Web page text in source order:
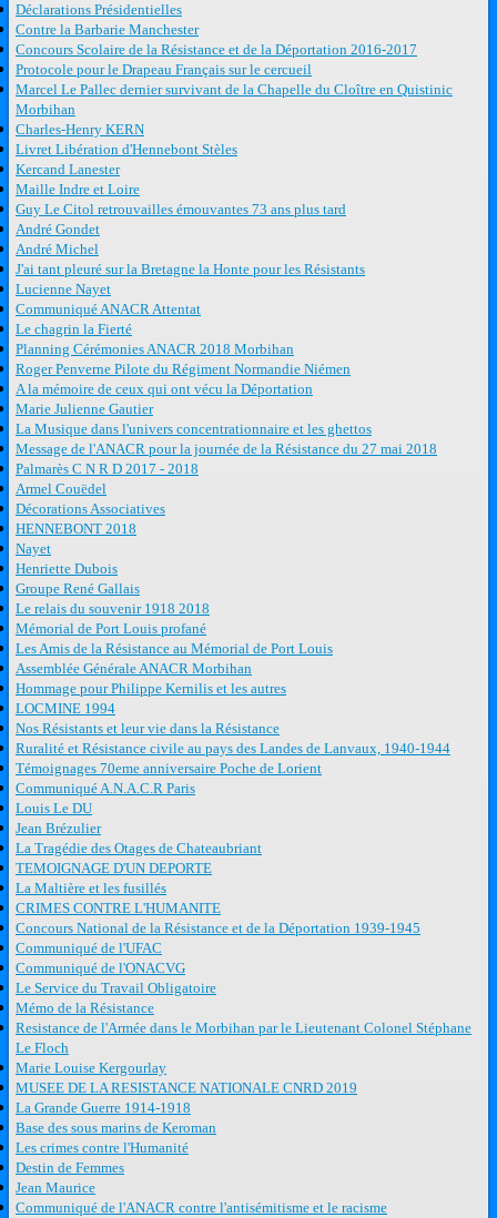
Déclarations Présidentielles
Contre la Barbarie Manchester
Concours Scolaire de la Résistance et de la Déportation 2016-2017
Protocole pour le Drapeau Français sur le cercueil
Marcel Le Pallec dernier survivant de la Chapelle du Cloître en Quistinic
Morbihan
Charles-Henry KERN
Livret Libération d'Hennebont Stèles
Kercand Lanester
Maille Indre et Loire
Guy Le Citol retrouvailles émouvantes 73 ans plus tard
André Gondet
André Michel
J'ai tant pleuré sur la Bretagne la Honte pour les Résistants
Lucienne Nayet
Communiqué ANACR Attentat
Le chagrin la Fierté
Planning Cérémonies ANACR 2018 Morbihan
Roger Penverne Pilote du Régiment Normandie Niémen
A la mémoire de ceux qui ont vécu la Déportation
Marie Julienne Gautier
La Musique dans l'univers concentrationnaire et les ghettos
Message de l'ANACR pour la journée de la Résistance du 27 mai 2018
Palmarès C N R D 2017 - 2018
Armel Couëdel
Décorations Associatives
HENNEBONT 2018
Nayet
Henriette Dubois
Groupe René Gallais
Le relais du souvenir 1918 2018
Mémorial de Port Louis profané
Les Amis de la Résistance au Mémorial de Port Louis
Assemblée Générale ANACR Morbihan
Hommage pour Philippe Kernilis et les autres
LOCMINE 1994
Nos Résistants et leur vie dans la Résistance
Ruralité et Résistance civile au pays des Landes de Lanvaux, 1940-1944
Témoignages 70eme anniversaire Poche de Lorient
Communiqué A.N.A.C.R Paris
Louis Le DU
Jean Brézulier
La Tragédie des Otages de Chateaubriant
TEMOIGNAGE D'UN DEPORTE
La Maltière et les fusillés
CRIMES CONTRE L'HUMANITE
Concours National de la Résistance et de la Déportation 1939-1945
Communiqué de l'UFAC
Communiqué de l'ONACVG
Le Service du Travail Obligatoire
Mémo de la Résistance
Resistance de l'Armée dans le Morbihan par le Lieutenant Colonel Stéphane
Le Floch
Marie Louise Kergourlay
MUSEE DE LA RESISTANCE NATIONALE CNRD 2019
La Grande Guerre 1914-1918
Base des sous marins de Keroman
Les crimes contre l'Humanité
Destin de Femmes
Jean Maurice
Communiqué de l'ANACR contre l'antisémitisme et le racisme